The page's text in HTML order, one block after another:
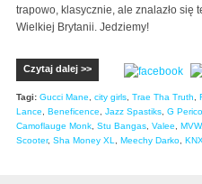
trapowo, klasycznie, ale znalazło się
Wielkiej Brytanii. Jedziemy!
Czytaj dalej >>
Tagi: Gucci Mane city girls Trae Tha Truth
Lance
Beneficence Jazz Spastiks G Perico
Camoflauge Monk Stu Bangas Valee MVW,
Scooter, Sha Money XL Meechy Darko